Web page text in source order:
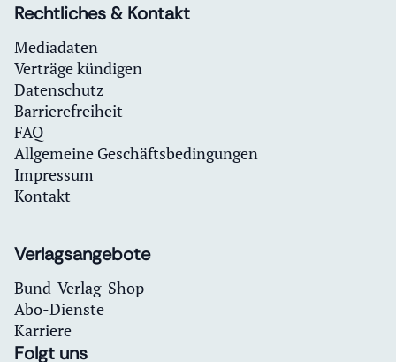
Rechtliches & Kontakt
Mediadaten
Verträge kündigen
Datenschutz
Barrierefreiheit
FAQ
Allgemeine Geschäftsbedingungen
Impressum
Kontakt
Verlagsangebote
Bund-Verlag-Shop
Abo-Dienste
Karriere
Folgt uns